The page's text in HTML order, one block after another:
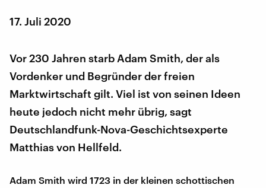
17. Juli 2020
Vor 230 Jahren starb Adam Smith, der als
Vordenker und Begründer der freien
Marktwirtschaft gilt. Viel ist von seinen Ideen
heute jedoch nicht mehr übrig, sagt
Deutschlandfunk-Nova-Geschichtsexperte
Matthias von Hellfeld.
Adam Smith wird 1723 in der kleinen schottischen